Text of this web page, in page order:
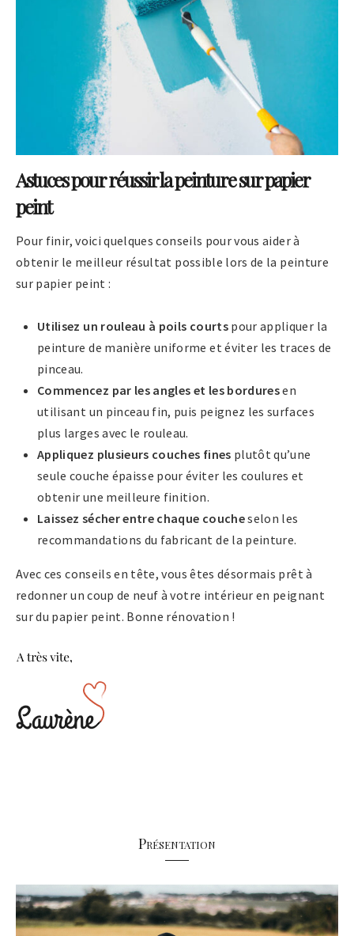
Astuces pour réussir la peinture sur papier
peint
Pour finir, voici quelques conseils pour vous aider à
obtenir le meilleur résultat possible lors de la peinture
sur papier peint :
Utilisez un rouleau à poils courtspour appliquer la
peinture de manière uniforme et éviter les traces de
pinceau.
Commencez par les angles et les borduresen
utilisant un pinceau fin, puis peignez les surfaces
plus larges avec le rouleau.
Appliquez plusieurs couches fines plutôt qu’une
seule couche épaisse pour éviter les coulures et
obtenir une meilleure finition.
Laissez sécher entre chaque coucheselon les
recommandations du fabricant de la peinture.
Avec ces conseils en tête, vous êtes désormais prêt à
redonner un coup de neuf à votre intérieur en peignant
sur du papier peint. Bonne rénovation !
Présentation